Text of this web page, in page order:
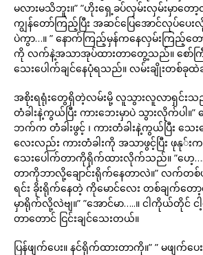
မလားမသိဘူး။” ”ဟိုးရှေ့ခပ်လှမ်းလှမ်းမှာတ
ကျွန်တော်ကြည့်ပြီး အဆင်ပြေအောင်လုပ်ပေးလို
ပဲကွာ…။ ” နောက်ကြည့်မှန်ကနေလှမ်းကြည့်တော့
ကို လက်နဲ့အသာအုပ်ထားတာတွေ့သည်။ စော်က
သေးပေါက်ချင်နေပုံရသည်။ လမ်းချိုးတစ်ခု
အစိုးရရုံးတွေရှိတဲ့လမ်းမို့ လူသွားလူလာရှင်းသည်
တံခါးနဲ့ကွယ်ပြီး ကားဘေးမှာပဲ သွားလိုက်ပါ။”
ဘက်က တံခါးဖွင့် ၊ ကားတံခါးနဲ့ကွယ်ပြီး သေ
လေးလည်း ကားတံခါးကို အသာဖွင့်ပြီး ဖုနု်းကင်
သေးပေါက်တာကိုရိုက်ထားလိုက်သည်။ ”ဟေ့….။
တာကိုဘာလို့ချောင်းရိုက်နေတာလဲ။” လက်တ
ရင်း ခိုးရိုက်နေတဲ့ ကိုမောင်လေး တစ်ချက်တ
မှာရိုက်လို့လဲဗျ။” ”အောင်မာ…..။ ငါကိုယ်တိုင် င
တာတောင် ငြင်းချင်သေးတယ်။
ပြန်ဖျက်ပေး။ နင်ရိုက်ထားတာကို။” ” မဖျက်ပေ